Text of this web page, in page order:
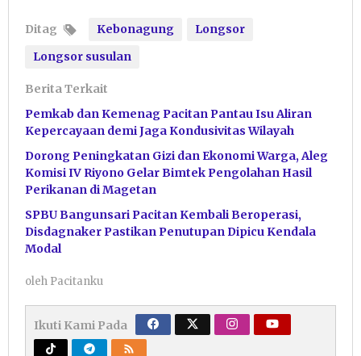
Ditag Kebonagung
Longsor
Longsor susulan
Berita Terkait
Pemkab dan Kemenag Pacitan Pantau Isu Aliran
Kepercayaan demi Jaga Kondusivitas Wilayah
Dorong Peningkatan Gizi dan Ekonomi Warga, Aleg
Komisi IV Riyono Gelar Bimtek Pengolahan Hasil
Perikanan di Magetan
SPBU Bangunsari Pacitan Kembali Beroperasi,
Disdagnaker Pastikan Penutupan Dipicu Kendala
Modal
oleh Pacitanku
Ikuti Kami Pada